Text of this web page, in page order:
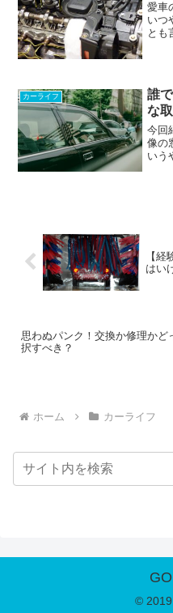
愛車
いつ
とも
ます
カーライフ
誰
な
今回
像の
いう
【
はい
思わぬパンク！交換か修理かど
択すべき？
ホーム カーライフ
©